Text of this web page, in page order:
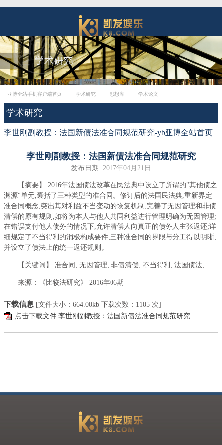
亚博全站手机客户端首页 学术研究 思想库 学术论文
学术研究
李世刚副教授：法国新债法准合同规范研究-yb亚博全站首页
李世刚副教授：法国新债法准合同规范研究
发布日期: 2017年04月21日
【摘要】 2016年法国债法改革在民法典中设立了所谓的"其他债之
渊源"单元,囊括了三种类型的准合同。修订后的法国民法典,重新界定
准合同概念,突出其对利益不当变动的恢复机制;完善了无因管理和非债
清偿的原有规则,如将为本人与他人共同利益进行管理明确为无因管理;
在错误支付他人债务的情况下,允许清偿人向真正的债务人主张返还;详
细规定了不当得利的消极构成要件;三种准合同的界限与分工得以明晰;
并设立了债法上的统一返还规则。
【关键词】 准合同; 无因管理; 非债清偿; 不当得利; 法国债法;
来源：《比较法研究》 2016年06期
下载信息 [文件大小： 664.00kb 下载次数： 1105 次]
点击下载文件:李世刚副教授：法国新债法准合同规范研究